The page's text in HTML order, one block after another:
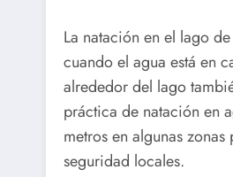
La natación en el lago
cuando el agua está en
alrededor del lago
práctica de natación en
metros en algunas
seguridad locales.